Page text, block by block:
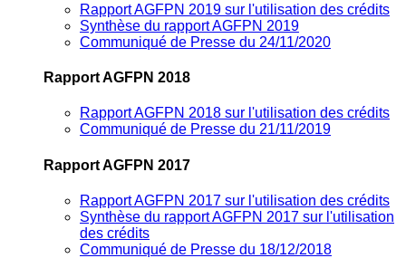
Rapport AGFPN 2019 sur l'utilisation des crédits
Synthèse du rapport AGFPN 2019
Communiqué de Presse du 24/11/2020
Rapport AGFPN 2018
Rapport AGFPN 2018 sur l'utilisation des crédits
Communiqué de Presse du 21/11/2019
Rapport AGFPN 2017
Rapport AGFPN 2017 sur l'utilisation des crédits
Synthèse du rapport AGFPN 2017 sur l'utilisation
des crédits
Communiqué de Presse du 18/12/2018